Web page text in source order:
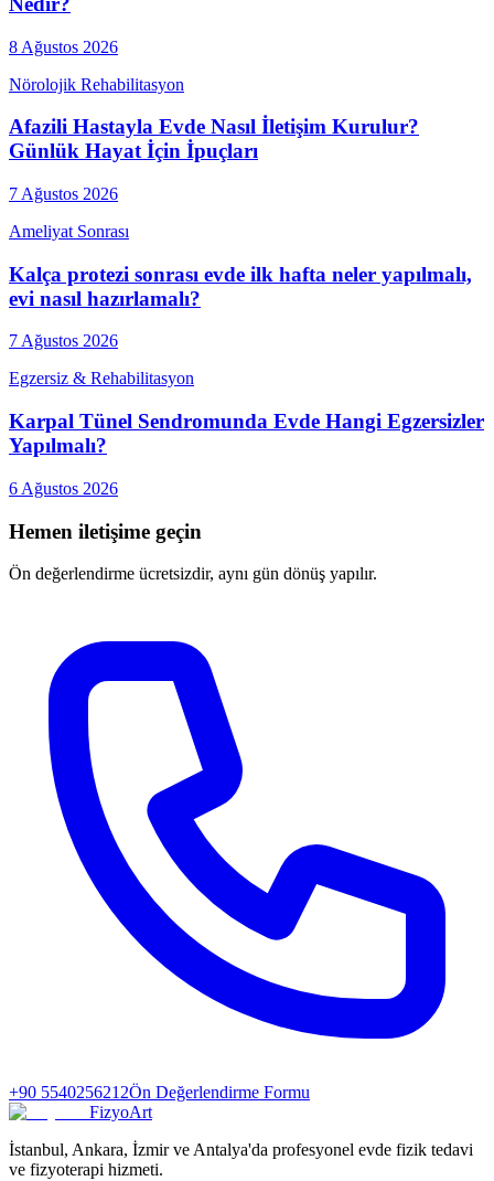
8 Ağustos 2026
Nörolojik Rehabilitasyon
Afazili Hastayla Evde Nasıl İletişim Kurulur?
Günlük Hayat İçin İpuçları
7 Ağustos 2026
Ameliyat Sonrası
Kalça protezi sonrası evde ilk hafta neler yapılmalı,
evi nasıl hazırlamalı?
7 Ağustos 2026
Egzersiz & Rehabilitasyon
Karpal Tünel Sendromunda Evde Hangi Egzersizler
Yapılmalı?
6 Ağustos 2026
Hemen iletişime geçin
Ön değerlendirme ücretsizdir, aynı gün dönüş yapılır.
+90 5540256212Ön Değerlendirme Formu
FizyoArt
İstanbul, Ankara, İzmir ve Antalya'da profesyonel evde fizik tedavi
ve fizyoterapi hizmeti.